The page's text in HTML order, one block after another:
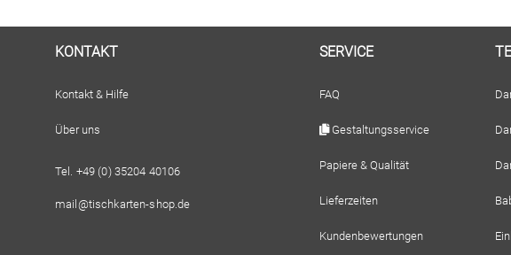
KONTAKT
Kontakt & Hilfe
Über uns
Tel. +49 (0) 35204 40106
mail@tischkarten-shop.de
SERVICE
FAQ
Gestaltungsservice
Papiere & Qualität
Lieferzeiten
Kundenbewertungen